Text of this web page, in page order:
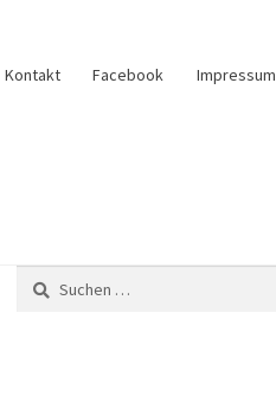
Kontakt Facebook Impressum
Anfrage senden